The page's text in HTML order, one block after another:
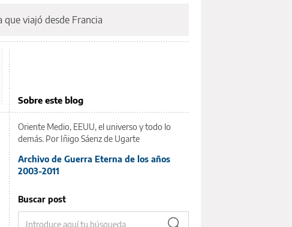
viajó desde Francia
Sobre este blog
Oriente Medio, EEUU, el universo y todo lo
demás. Por Iñigo Sáenz de Ugarte
Archivo de Guerra Eterna de los años
2003-2011
Buscar post